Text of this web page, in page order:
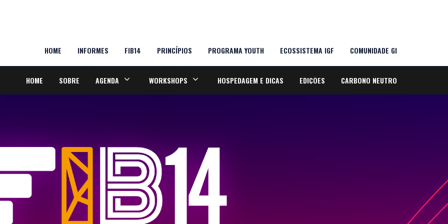
HOME INFORMES FIB14 PRINCÍPIOS PROGRAMA YOUTH ECOSSISTEMA IGF COMUNIDADE GI
HOME SOBRE AGENDA WORKSHOPS HOSPEDAGEM E DICAS EDIÇÕES CARBONO NEUTRO